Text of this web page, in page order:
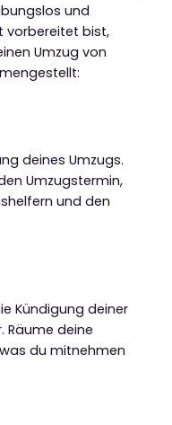
und
vorbereitet bist,
Umzug von
deines Umzugs.
Umzugstermin,
und den
Kündigung deiner
Räume deine
du mitnehmen